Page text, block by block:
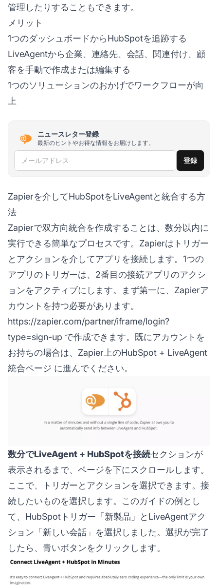
管理したりすることもできます。
メリット
1つのダッシュボードからHubSpotを追跡する
LiveAgentから企業、連絡先、会話、関連付け、顧
客を手動で作成または編集する
1つのソリューションのおかげでワークフローが向
上
ニュースレター登録
最新のヒントやお得な情報をお届けします。
メールアドレス 登録
Zapierを介してHubSpotをLiveAgentと統合する方
法
Zapierで双方向統合を作成することは、数分以内に
実行できる簡単なプロセスです。Zapierはトリガー
とアクションを介してアプリを接続します。1つの
アプリのトリガーは、2番目の接続アプリのアクシ
ョンをアクティブにします。まず第一に、Zapierア
カウントを持つ必要があります。
https://zapier.com/partner/iframe/login?
type=sign-up で作成できます。既にアカウントを
お持ちの場合は、 Zapier上のHubSpot + LiveAgent
統合ページ に進んでください。
数分でLiveAgent + HubSpotを接続セクションが
表示されるまで、ページを下にスクロールします。
ここで、トリガーとアクションを選択できます。接
続したいものを選択します。このガイドの例とし
て、HubSpotトリガー「新製品」とLiveAgentアク
ション「新しい会話」を選択しました。選択が完了
したら、青いボタンをクリックします。